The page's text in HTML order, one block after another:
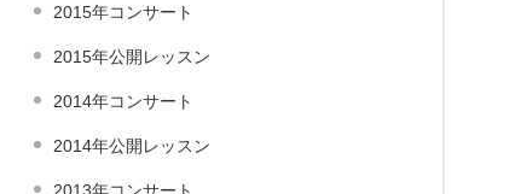
2015年コンサート
2015年公開レッスン
2014年コンサート
2014年公開レッスン